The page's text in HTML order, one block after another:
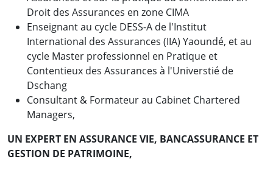
Droit des Assurances en zone CIMA
Enseignant au cycle DESS-A de l'Institut
International des Assurances (IIA) Yaoundé, et au
cycle Master professionnel en Pratique et
Contentieux des Assurances à l'Universtié de
Dschang
Consultant & Formateur au Cabinet Chartered
Managers,
UN EXPERT EN ASSURANCE VIE, BANCASSURANCE ET
GESTION DE PATRIMOINE,